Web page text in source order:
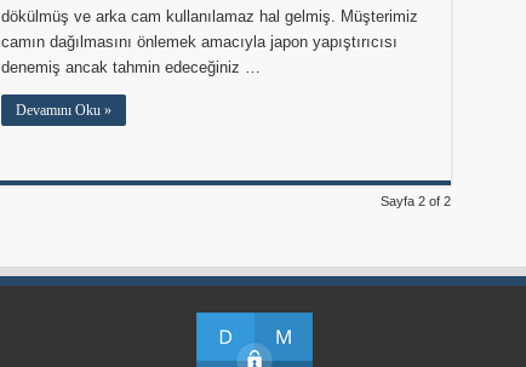
dökülmüş ve arka cam kullanılamaz hal gelmiş. Müşterimiz
camın dağılmasını önlemek amacıyla japon yapıştırıcısı
denemiş ancak tahmin edeceğiniz …
Devamını Oku »
Sayfa 2 of 2